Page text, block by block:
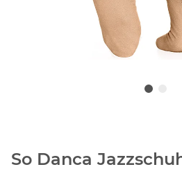
So Danca